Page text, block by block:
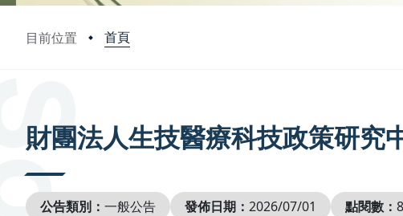
目前位置 首頁
財團法人生技醫療科技政策研究
公告類別： 一般公告 發佈日期： 2026/07/01 點閱數：